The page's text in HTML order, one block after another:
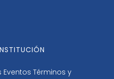
Eventos Términos y